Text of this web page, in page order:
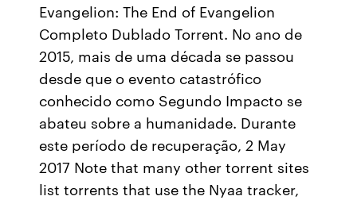
Evangelion: The End of Evangelion
Completo Dublado Torrent. No ano de
2015, mais de uma década se passou
desde que o evento catastrófico
conhecido como Segundo Impacto se
abateu sobre a humanidade. Durante
este período de recuperação, 2 May
2017 Note that many other torrent sites
list torrents that use the Nyaa tracker,